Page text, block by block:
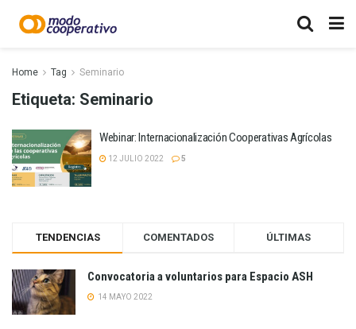
Home Tag Seminario
Etiqueta: Seminario
Webinar: Internacionalización Cooperativas Agrícolas
12 JULIO 2022 5
TENDENCIAS COMENTADOS ÚLTIMAS
Convocatoria a voluntarios para Espacio ASH
14 MAYO 2022